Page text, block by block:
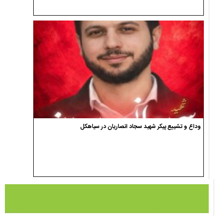
وداع و تشییع پیکر شهید سجاد انصاریان در سیاهکل